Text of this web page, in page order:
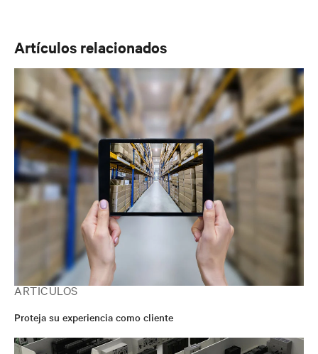
Artículos relacionados
ARTÍCULOS
Proteja su experiencia como cliente